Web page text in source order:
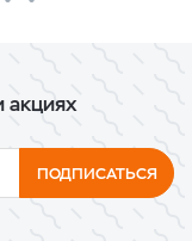
акциях
ПОДПИСАТЬСЯ